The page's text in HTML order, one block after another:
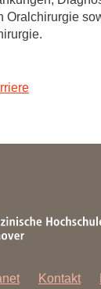
Oralchirurgie
Kontakt